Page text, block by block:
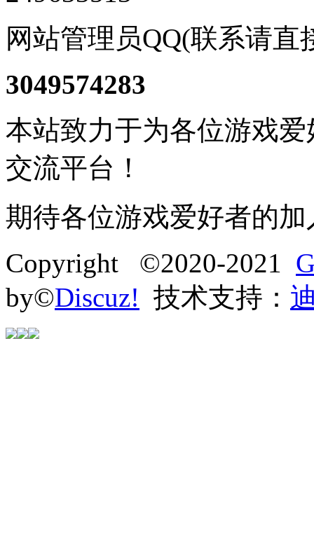
网站管理员QQ(联系请直
3049574283
本站致力于为各位游戏
交流平台！
期待各位游戏爱好者的加
Copyright ©2020-2021
by©Discuz! 技术支持：